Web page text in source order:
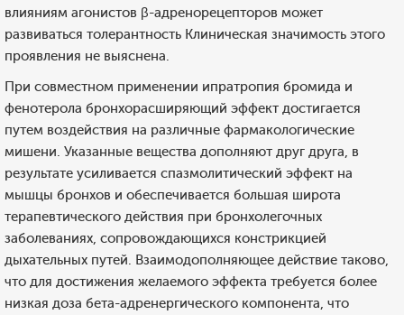
влияниям агонистов β-адренорецепторов может
развиваться толерантность Клиническая значимость этого
проявления не выяснена.
При совместном применении ипратропия бромида и
фенотерола бронхорасширяющий эффект достигается
путем воздействия на различные фармакологические
мишени. Указанные вещества дополняют друг друга, в
результате усиливается спазмолитический эффект на
мышцы бронхов и обеспечивается большая широта
терапевтического действия при бронхолегочных
заболеваниях, сопровождающихся констрикцией
дыхательных путей. Взаимодополняющее действие таково,
что для достижения желаемого эффекта требуется более
низкая доза бета-адренергического компонента, что